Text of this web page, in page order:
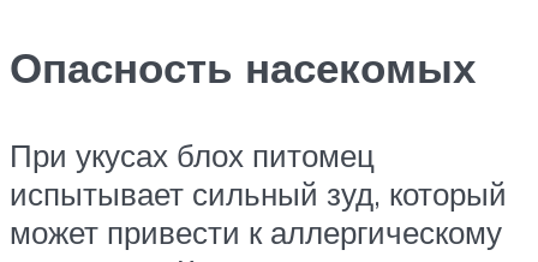
Опасность насекомых
При укусах блох питомец
испытывает сильный зуд, который
может привести к аллергическому